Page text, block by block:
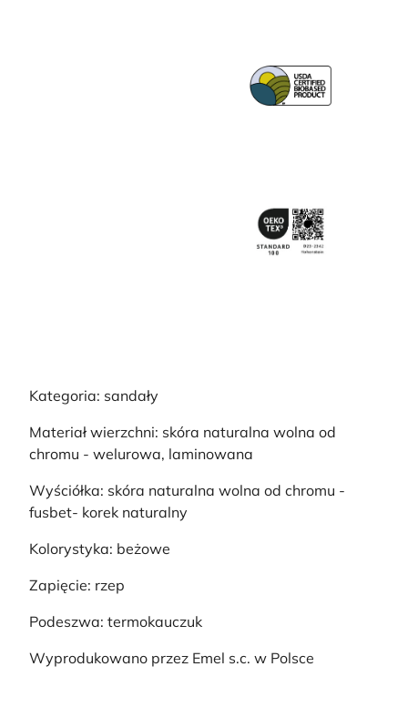
Kategoria: sandały
Materiał wierzchni: skóra naturalna wolna od
chromu - welurowa, laminowana
Wyściółka: skóra naturalna wolna od chromu -
fusbet- korek naturalny
Kolorystyka: beżowe
Zapięcie: rzep
Podeszwa: termokauczuk
Wyprodukowano przez Emel s.c. w Polsce